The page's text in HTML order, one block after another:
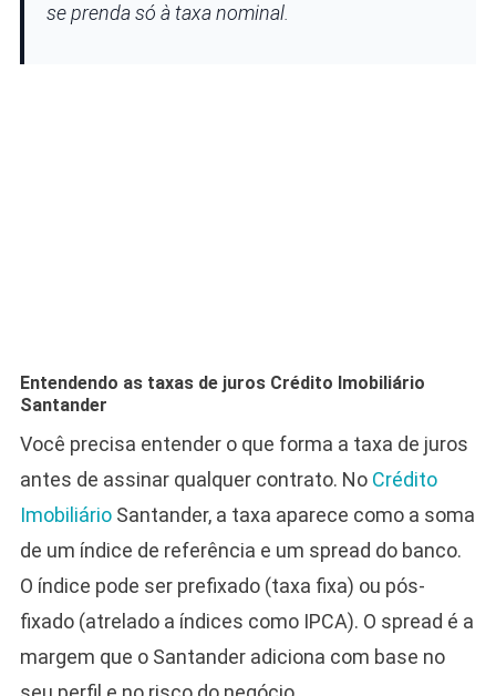
se prenda só à taxa nominal.
Entendendo as taxas de juros Crédito Imobiliário
Santander
Você precisa entender o que forma a taxa de juros
antes de assinar qualquer contrato. No Crédito
ImobiliárioSantander, a taxa aparece como a soma
de um índice de referência e um spread do banco.
O índice pode ser prefixado (taxa fixa) ou pós-
fixado (atrelado a índices como IPCA). O spread é a
margem que o Santander adiciona com base no